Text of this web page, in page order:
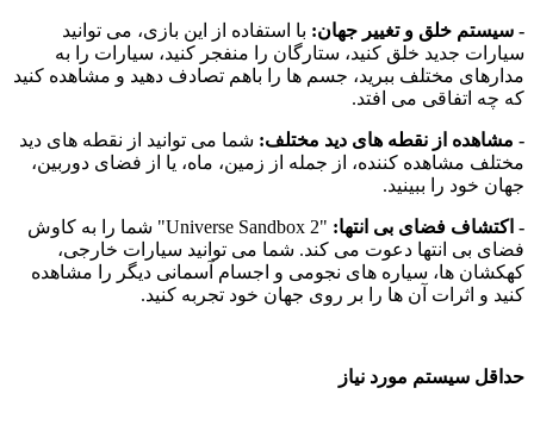
خلق و تغییر جهان:با استفاده از این بازی، می توانید
جدید خلق کنید، ستارگان را منفجر کنید، سیارات را به
مختلف ببرید، جسم ها را باهم تصادف دهید و مشاهده کنید
چه اتفاقی می افتد.
از نقطه های دید مختلف:شما می توانید از نقطه های دید
مشاهده کننده، از جمله از زمین، ماه، یا از فضای دوربین،
خود را ببینید.
فضای بی انتها:
"Universe Sandbox 2" شما را به کاوش
بی انتها دعوت می کند. شما می توانید سیارات خارجی،
ها، سیاره های نجومی و اجسام آسمانی دیگر را مشاهده
و اثرات آن ها را بر روی جهان خود تجربه کنید.
سیستم مورد نیاز